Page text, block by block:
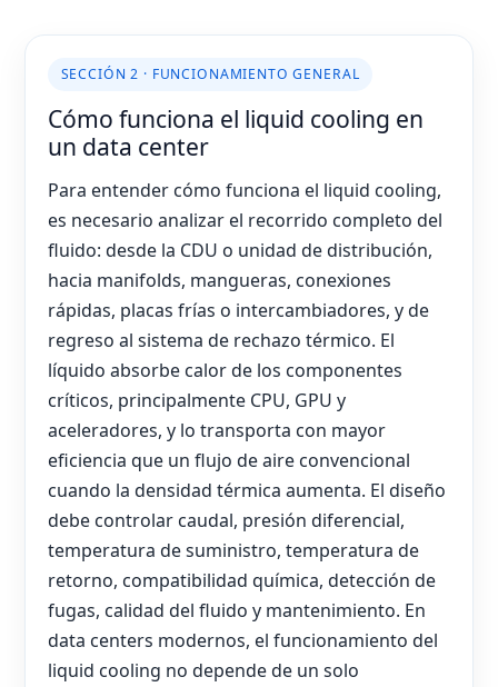
SECCIÓN 2 · FUNCIONAMIENTO GENERAL
Cómo funciona el liquid cooling en
un data center
Para entender cómo funciona el liquid cooling,
es necesario analizar el recorrido completo del
fluido: desde la CDU o unidad de distribución,
hacia manifolds, mangueras, conexiones
rápidas, placas frías o intercambiadores, y de
regreso al sistema de rechazo térmico. El
líquido absorbe calor de los componentes
críticos, principalmente CPU, GPU y
aceleradores, y lo transporta con mayor
eficiencia que un flujo de aire convencional
cuando la densidad térmica aumenta. El diseño
debe controlar caudal, presión diferencial,
temperatura de suministro, temperatura de
retorno, compatibilidad química, detección de
fugas, calidad del fluido y mantenimiento. En
data centers modernos, el funcionamiento del
liquid cooling no depende de un solo